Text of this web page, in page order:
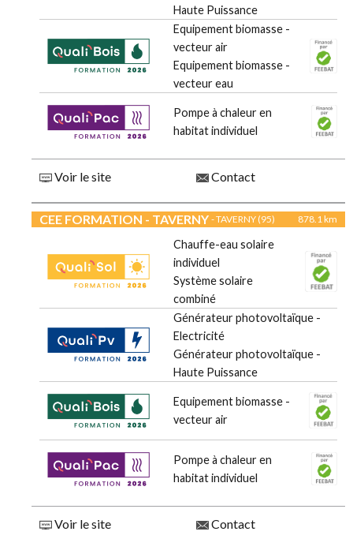
Haute Puissance
Equipement biomasse -
vecteur air
Equipement biomasse -
vecteur eau
Pompe à chaleur en
habitat individuel
Voir le site Contact
CEE FORMATION - TAVERNY - TAVERNY (95) 878.1 km
Chauffe-eau solaire
individuel
Système solaire
combiné
Générateur photovoltaïque -
Electricité
Générateur photovoltaïque -
Haute Puissance
Equipement biomasse -
vecteur air
Pompe à chaleur en
habitat individuel
Voir le site Contact